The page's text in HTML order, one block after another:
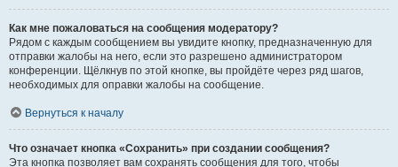
Как мне пожаловаться на сообщения модератору?
Рядом с каждым сообщением вы увидите кнопку, предназначенную для
отправки жалобы на него, если это разрешено администратором
конференции. Щёлкнув по этой кнопке, вы пройдёте через ряд шагов,
необходимых для оправки жалобы на сообщение.
Вернуться к началу
Что означает кнопка «Сохранить» при создании сообщения?
Эта кнопка позволяет вам сохранять сообщения для того, чтобы